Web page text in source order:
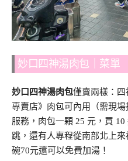
妙口四神湯肉包｜菜單
妙口四神湯肉包僅賣兩樣：
專賣店》肉包可內用（需現
服務，肉包一顆 25 元，買
跳，還有人專程從南部北上
碗70元還可以免費加湯！